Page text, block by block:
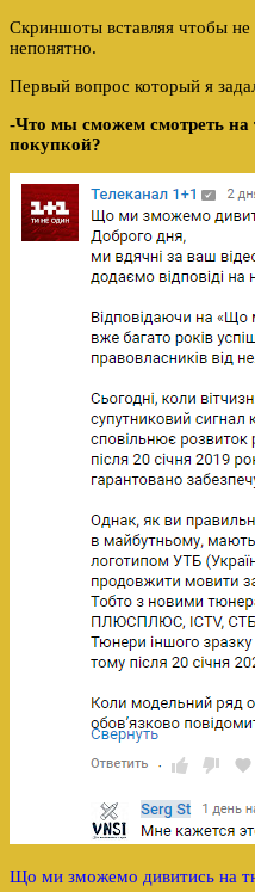
Скриншоты вставляя чтобы
непонятно.
Первый вопрос который я
-Что мы сможем смотреть на
покупкой?
Що ми зможемо дивитись на